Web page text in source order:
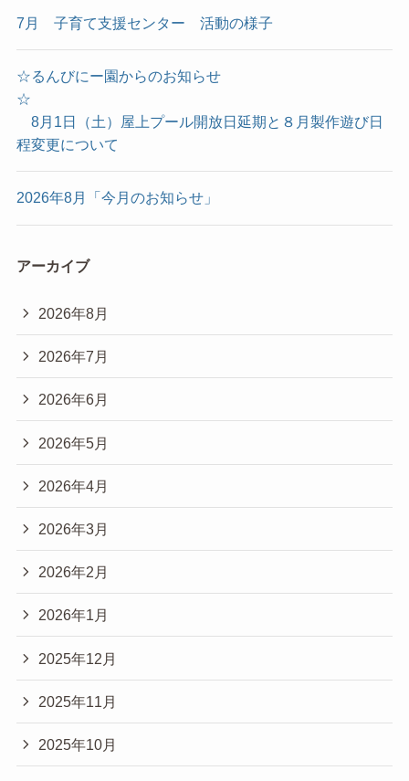
7月 子育て支援センター 活動の様子
☆るんびにー園からのお知らせ
☆
8月1日（土）屋上プール開放日延期と８月製作遊び日
程変更について
2026年8月「今月のお知らせ」
アーカイブ
2026年8月
2026年7月
2026年6月
2026年5月
2026年4月
2026年3月
2026年2月
2026年1月
2025年12月
2025年11月
2025年10月